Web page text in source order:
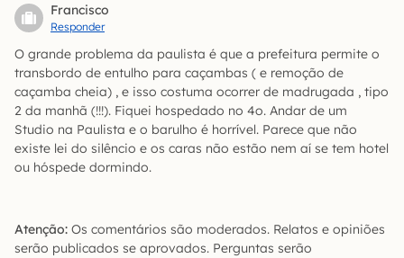
Francisco
Responder
O grande problema da paulista é que a prefeitura permite o
transbordo de entulho para caçambas ( e remoção de
caçamba cheia) , e isso costuma ocorrer de madrugada , tipo
2 da manhã (!!!). Fiquei hospedado no 4o. Andar de um
Studio na Paulista e o barulho é horrível. Parece que não
existe lei do silêncio e os caras não estão nem aí se tem hotel
ou hóspede dormindo.
Atenção: Os comentários são moderados. Relatos e opiniões
serão publicados se aprovados. Perguntas serão